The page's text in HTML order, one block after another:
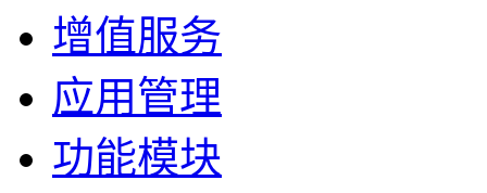
增值服务
应用管理
功能模块